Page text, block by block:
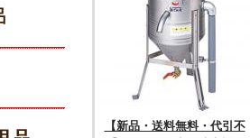
【新品・送料無料・代引不